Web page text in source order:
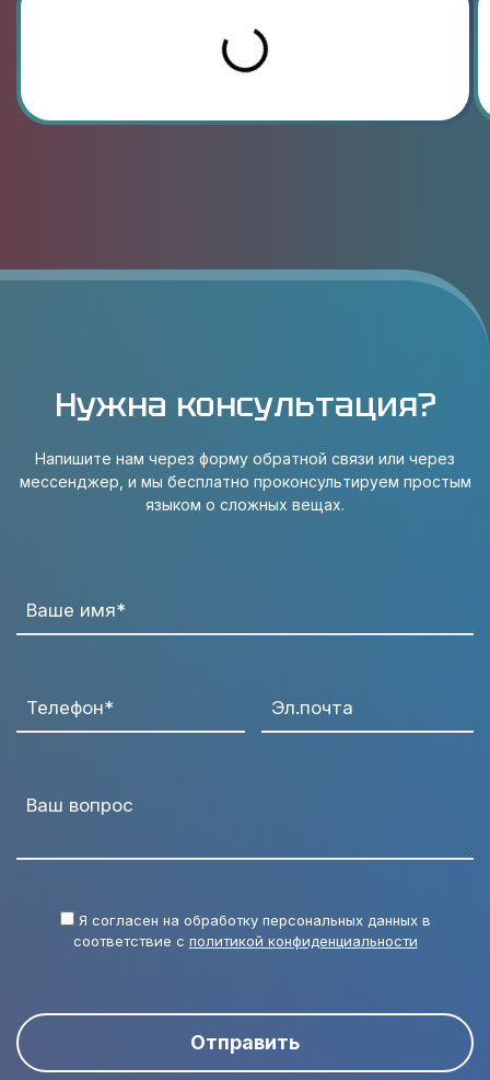
Нужна консультация?
Напишите нам через форму обратной связи или через
мессенджер, и мы бесплатно проконсультируем простым
языком о сложных вещах.
Ваше имя*
Телефон* Эл.почта
Ваш вопрос
Я согласен на обработку персональных данных в
соответствие с политикой конфиденциальности
Отправить